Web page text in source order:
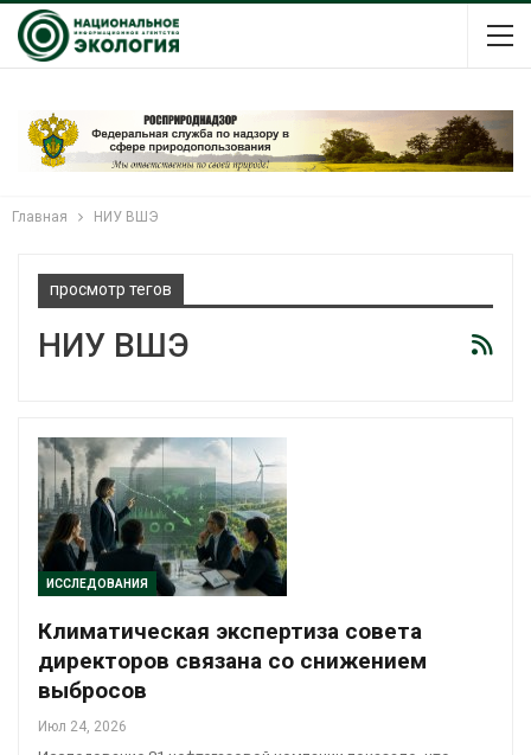
Главная НИУ ВШЭ
просмотр тегов
НИУ ВШЭ
ИССЛЕДОВАНИЯ
Климатическая экспертиза совета
директоров связана со снижением
выбросов
Июл 24, 2026